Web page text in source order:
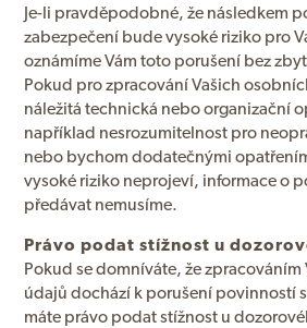
Je-li pravděpodobné, že následkem
zabezpečení bude vysoké riziko pro
oznámíme Vám toto porušení bez
Pokud pro zpracování Vašich
náležitá technická nebo organizační
například nesrozumitelnost pro
nebo bychom dodatečnými
vysoké riziko neprojeví, informace o
předávat nemusíme.
Právo podat stížnost u
Pokud se domníváte, že
údajů dochází k porušení povinností
máte právo podat stížnost u